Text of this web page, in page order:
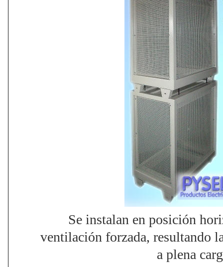
Se instalan en posición
ventilación forzada, resultando
a plena